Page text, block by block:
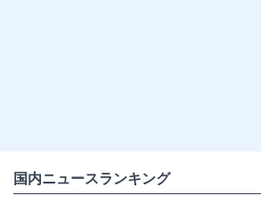
国内ニュースランキング